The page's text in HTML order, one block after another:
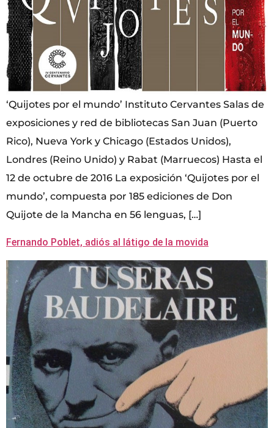
‘Quijotes por el mundo’ Instituto Cervantes Salas de
exposiciones y red de bibliotecas San Juan (Puerto
Rico), Nueva York y Chicago (Estados Unidos),
Londres (Reino Unido) y Rabat (Marruecos) Hasta el
12 de octubre de 2016 La exposición ‘Quijotes por el
mundo’, compuesta por 185 ediciones de Don
Quijote de la Mancha en 56 lenguas, […]
Fernando Poblet, adiós al látigo de la movida